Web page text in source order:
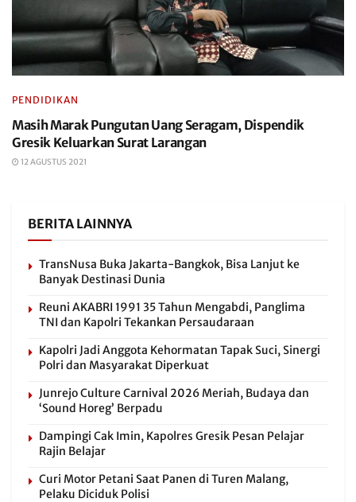
PENDIDIKAN
Masih Marak Pungutan Uang Seragam, Dispendik
Gresik Keluarkan Surat Larangan
12 AGUSTUS 2021
BERITA LAINNYA
TransNusa Buka Jakarta-Bangkok, Bisa Lanjut ke
Banyak Destinasi Dunia
Reuni AKABRI 1991 35 Tahun Mengabdi, Panglima
TNI dan Kapolri Tekankan Persaudaraan
Kapolri Jadi Anggota Kehormatan Tapak Suci, Sinergi
Polri dan Masyarakat Diperkuat
Junrejo Culture Carnival 2026 Meriah, Budaya dan
‘Sound Horeg’ Berpadu
Dampingi Cak Imin, Kapolres Gresik Pesan Pelajar
Rajin Belajar
Curi Motor Petani Saat Panen di Turen Malang,
Pelaku Diciduk Polisi